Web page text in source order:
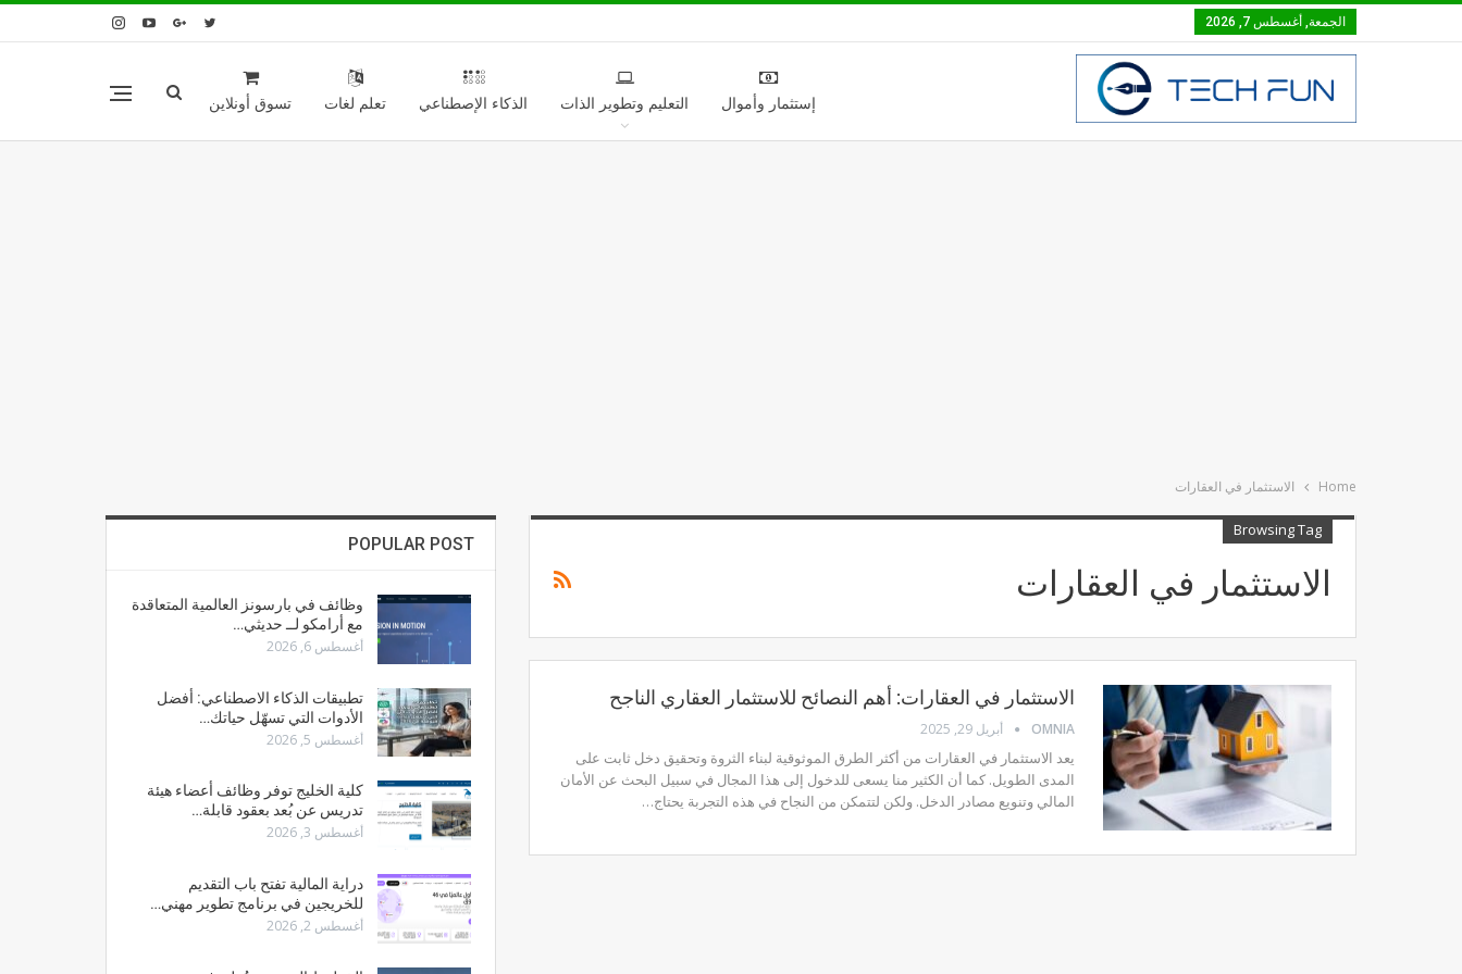
الجمعة, أغسطس 7, 2026
إستثمار وأموال التعليم وتطوير الذات الذكاء الإصطناعي تعلم لغات تسوق أونلاين
Home الاستثمار في العقارات
Browsing Tag
الاستثمار في العقارات
الاستثمار في العقارات: أهم النصائح للاستثمار العقاري الناجح
OMNIA أبريل 29, 2025
يعد الاستثمار في العقارات من أكثر الطرق الموثوقية لبناء الثروة وتحقيق دخل ثابت على
المدى الطويل. كما أن الكثير منا يسعى للدخول إلى هذا المجال في سبيل البحث عن الأمان
المالي وتنويع مصادر الدخل. ولكن لتتمكن من النجاح في هذه التجربة يحتاج…
POPULAR POST
وظائف في بارسونز العالمية المتعاقدة
مع أرامكو لــ حديثي…
أغسطس 6, 2026
تطبيقات الذكاء الاصطناعي: أفضل
الأدوات التي تسهّل حياتك…
أغسطس 5, 2026
كلية الخليج توفر وظائف أعضاء هيئة
تدريس عن بُعد بعقود قابلة…
أغسطس 3, 2026
دراية المالية تفتح باب التقديم
للخريجين في برنامج تطوير مهني…
أغسطس 2, 2026